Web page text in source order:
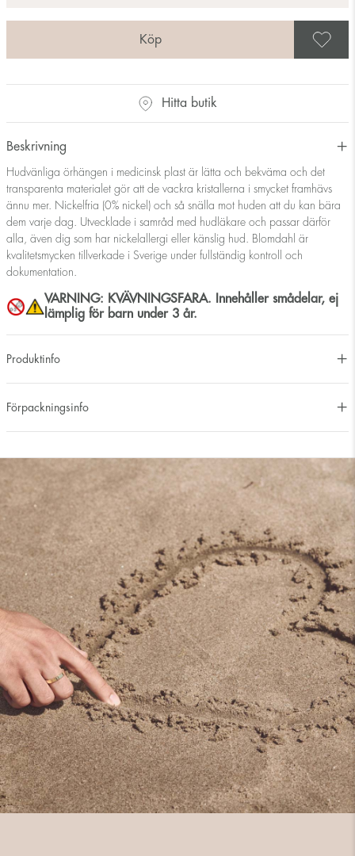
Hitta butik
Beskrivning
Hudvänliga örhängen i medicinsk plast är lätta och bekväma och det
transparenta materialet gör att de vackra kristallerna i smycket framhävs
ännu mer. Nickelfria (0% nickel) och så snälla mot huden att du kan bära
dem varje dag. Utvecklade i samråd med hudläkare och passar därför
alla, även dig som har nickelallergi eller känslig hud. Blomdahl är
kvalitetsmycken tillverkade i Sverige under fullständig kontroll och
dokumentation.
VARNING: KVÄVNINGSFARA. Innehåller smådelar, ej
lämplig för barn under 3 år.
Produktinfo
Förpackningsinfo